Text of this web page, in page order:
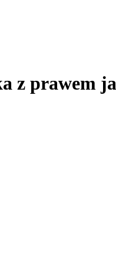
z prawem